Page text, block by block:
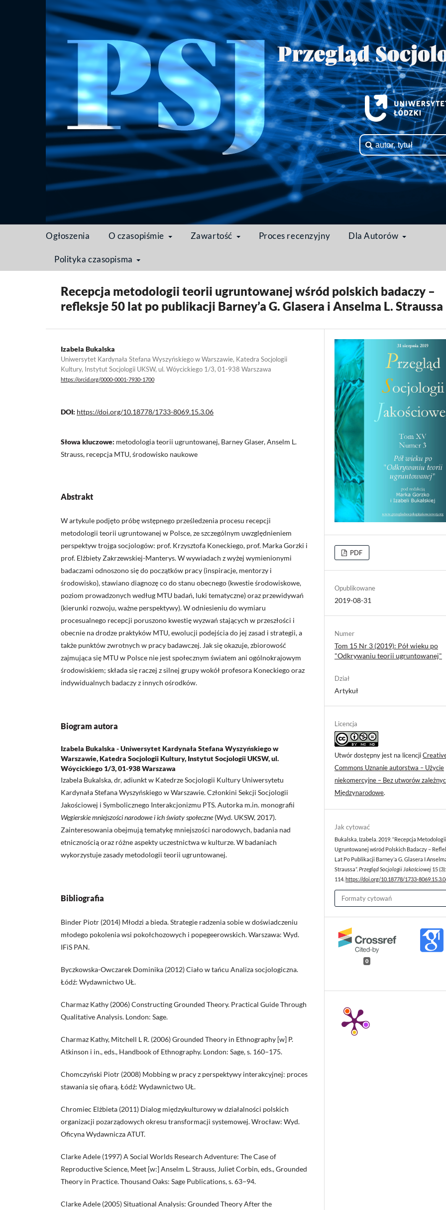
Ogłoszenia O czasopiśmie Zawartość Proces recenzyjny Dla Autorów
Polityka czasopisma
Strona domowa / Archiwum
Recepcja metodologii teorii ugruntowanej wśród polskich badaczy –
refleksje 50 lat po publikacji Barney’a G. Glasera i Anselma L. Straussa
Izabela Bukalska
Uniwersytet Kardynała Stefana Wyszyńskiego w Warszawie, Katedra Socjologii
Kultury, Instytut Socjologii UKSW, ul. Wóycickiego 1/3, 01-938 Warszawa
https://orcid.org/0000-0001-7930-1700
DOI: https://doi.org/10.18778/1733-8069.15.3.06
Słowa kluczowe: metodologia teorii ugruntowanej, Barney Glaser, Anselm L.
Strauss, recepcja MTU, środowisko naukowe
Abstrakt
W artykule podjęto próbę wstępnego prześledzenia procesu recepcji
metodologii teorii ugruntowanej w Polsce, ze szczególnym uwzględnieniem
perspektyw trojga socjologów: prof. Krzysztofa Koneckiego, prof. Marka Gorzki i
prof. Elżbiety Zakrzewskiej-Manterys. W wywiadach z wyżej wymienionymi
badaczami odnoszono się do początków pracy (inspiracje, mentorzy i
środowisko), stawiano diagnozę co do stanu obecnego (kwestie środowiskowe,
poziom prowadzonych według MTU badań, luki tematyczne) oraz przewidywań
(kierunki rozwoju, ważne perspektywy). W odniesieniu do wymiaru
procesualnego recepcji poruszono kwestię wyzwań stających w przeszłości i
obecnie na drodze praktyków MTU, ewolucji podejścia do jej zasad i strategii, a
także punktów zwrotnych w pracy badawczej. Jak się okazuje, zbiorowość
zajmująca się MTU w Polsce nie jest społecznym światem ani ogólnokrajowym
środowiskiem; składa się raczej z silnej grupy wokół profesora Koneckiego oraz
indywidualnych badaczy z innych ośrodków.
Biogram autora
Izabela Bukalska - Uniwersytet Kardynała Stefana Wyszyńskiego w
Warszawie, Katedra Socjologii Kultury, Instytut Socjologii UKSW, ul.
Wóycickiego 1/3, 01-938 Warszawa
Izabela Bukalska, dr, adiunkt w Katedrze Socjologii Kultury Uniwersytetu
Kardynała Stefana Wyszyńskiego w Warszawie. Członkini Sekcji Socjologii
Jakościowej i Symbolicznego Interakcjonizmu PTS. Autorka m.in. monografii
Węgierskie mniejszości narodowe i ich światy społeczne(Wyd. UKSW, 2017).
Zainteresowania obejmują tematykę mniejszości narodowych, badania nad
etnicznością oraz różne aspekty uczestnictwa w kulturze. W badaniach
wykorzystuje zasady metodologii teorii ugruntowanej.
Bibliografia
Binder Piotr (2014) Młodzi a bieda. Strategie radzenia sobie w doświadczeniu
młodego pokolenia wsi pokołchozowych i popegeerowskich. Warszawa: Wyd.
IFiS PAN.
Byczkowska-Owczarek Dominika (2012) Ciało w tańcu Analiza socjologiczna.
Łódź: Wydawnictwo UŁ.
Charmaz Kathy (2006) Constructing Grounded Theory. Practical Guide Through
Qualitative Analysis. London: Sage.
Charmaz Kathy, Mitchell L R. (2006) Grounded Theory in Ethnography [w] P.
Atkinson i in., eds., Handbook of Ethnography. London: Sage, s. 160−175.
Chomczyński Piotr (2008) Mobbing w pracy z perspektywy interakcyjnej: proces
stawania się ofiarą. Łódź: Wydawnictwo UŁ.
Chromiec Elżbieta (2011) Dialog międzykulturowy w działalności polskich
organizacji pozarządowych okresu transformacji systemowej. Wrocław: Wyd.
Oficyna Wydawnicza ATUT.
Clarke Adele (1997) A Social Worlds Research Adventure: The Case of
Reproductive Science, Meet [w:] Anselm L. Strauss, Juliet Corbin, eds., Grounded
Theory in Practice. Thousand Oaks: Sage Publications, s. 63−94.
Clarke Adele (2005) Situational Analysis: Grounded Theory After the
PDF
Opublikowane
2019-08-31
Numer
Tom 15 Nr 3 (2019): Pół wieku po
"Odkrywaniu teorii ugruntowanej"
Dział
Artykuł
Licencja
Utwór dostępny jest na licencji
Commons Uznanie autorstwa – Użycie
niekomercyjne – Bez utworów
Międzynarodowe.
Jak cytować
Bukalska, Izabela. 2019. “Recepcja
Ugruntowanej wśród Polskich Badaczy –
Lat Po Publikacji Barney’a G. Glasera I
Straussa”.Przegląd Socjologii Jakościowej 15
114. https://doi.org/10.18778/1733-
Formaty cytowań
0